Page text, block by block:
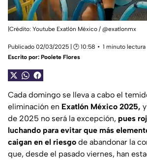
|Crédito: Youtube Exatlón México / @exatlonmx
Publicado 02/03/2025 | 🕑 10:58
1 minuto lectura
Escrito por: Poolete Flores
Cada domingo se lleva a cabo el
eliminación en Exatlón México 2025,
de 2025 no será la excepción, pues
luchando para evitar que más
caigan en el riesgo de abandonar la
que, desde el pasado viernes, han